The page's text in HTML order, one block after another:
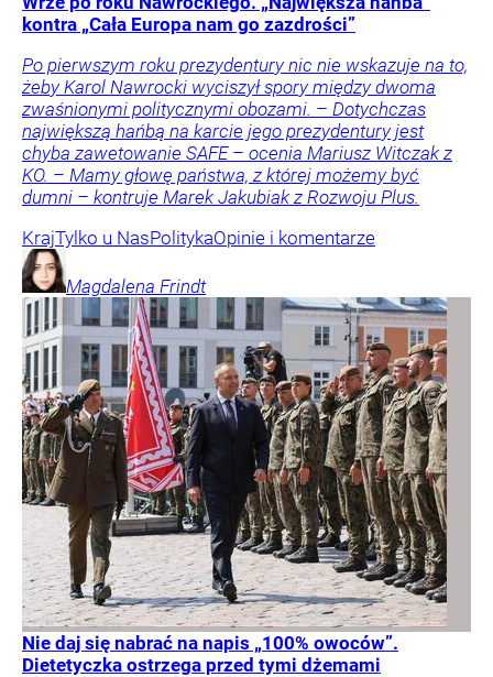
kontra „Cała Europa nam go zazdrości”
Po pierwszym roku prezydentury nic nie wskazuje na to,
żeby Karol Nawrocki wyciszył spory między dwoma
zwaśnionymi politycznymi obozami. – Dotychczas
największą hańbą na karcie jego prezydentury jest
chyba zawetowanie SAFE – ocenia Mariusz Witczak z
KO. – Mamy głowę państwa, z której możemy być
dumni – kontruje Marek Jakubiak z Rozwoju Plus.
KrajTylko u NasPolitykaOpinie i komentarze
Magdalena Frindt
Nie daj się nabrać na napis „100% owoców”.
Dietetyczka ostrzega przed tymi dżemami